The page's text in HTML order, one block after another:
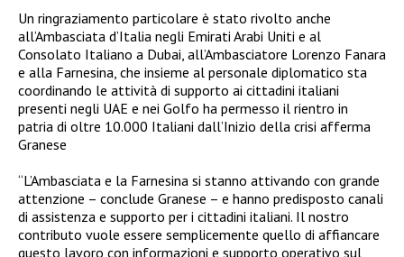
Un ringraziamento particolare è stato rivolto anche
all’Ambasciata d’Italia negli Emirati Arabi Uniti e al
Consolato Italiano a Dubai, all’Ambasciatore Lorenzo Fanara
e alla Farnesina, che insieme al personale diplomatico sta
coordinando le attività di supporto ai cittadini italiani
presenti negli UAE e nei Golfo ha permesso il rientro in
patria di oltre 10.000 Italiani dall’Inizio della crisi afferma
Granese
“L’Ambasciata e la Farnesina si stanno attivando con grande
attenzione – conclude Granese – e hanno predisposto canali
di assistenza e supporto per i cittadini italiani. Il nostro
contributo vuole essere semplicemente quello di affiancare
questo lavoro con informazioni e supporto operativo sul